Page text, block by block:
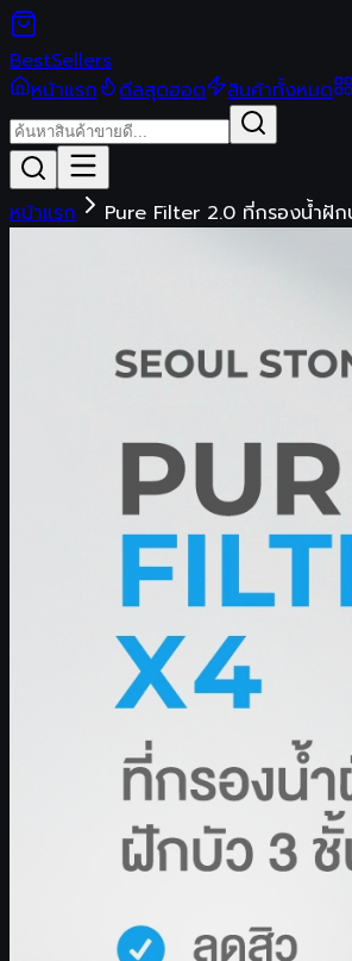
BestSellers
หน้าแรก
ดีลสุดฮอต สินค้าทั้งหมด
หน้าแรก Pure Filter 2.0 ที่กรองน้ำฝั